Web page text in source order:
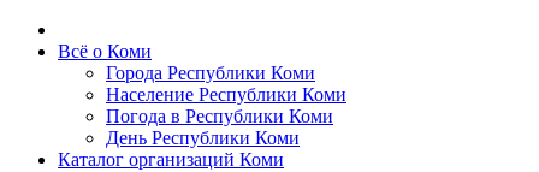
Всё о Коми
Города Республики Коми
Население Республики Коми
Погода в Республики Коми
День Республики Коми
Каталог организаций Коми